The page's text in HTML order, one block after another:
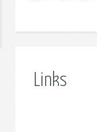
Links